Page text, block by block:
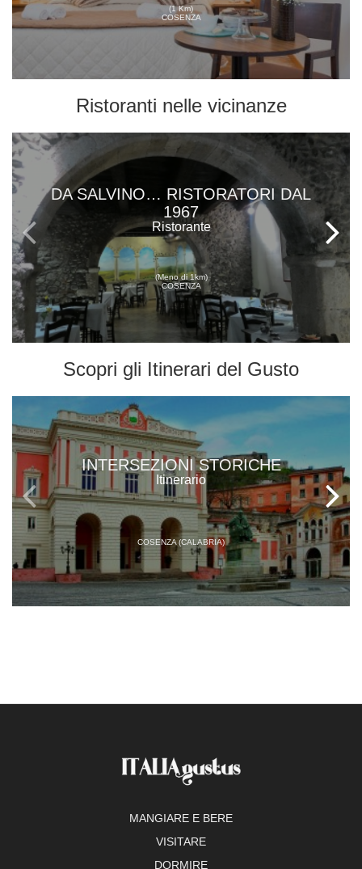
(1 Km)
COSENZA
Ristoranti nelle vicinanze
DA SALVINO… RISTORATORI DAL
1967
Ristorante
(Meno di 1km)
COSENZA
Scopri gli Itinerari del Gusto
INTERSEZIONI STORICHE
Itinerario
COSENZA (CALABRIA)
MANGIARE E BERE
VISITARE
DORMIRE